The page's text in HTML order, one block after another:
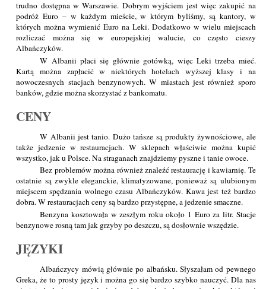
trudno dostępna w Warszawie. Dobrym wyjściem jest więc zakupić na
podróż Euro – w każdym mieście, w którym byliśmy, są kantory, w
których można wymienić Euro na Leki. Dodatkowo w wielu miejscach
rozliczać można się w europejskiej walucie, co często cieszy
Albańczyków.
W Albanii płaci się głównie gotówką, więc Leki trzeba mieć.
Kartą można zapłacić w niektórych hotelach wyższej klasy i na
nowoczesnych stacjach benzynowych. W miastach jest również sporo
banków, gdzie można skorzystać z bankomatu.
CENY
W Albanii jest tanio. Dużo tańsze są produkty żywnościowe, ale
także jedzenie w restauracjach. W sklepach właściwie można kupić
wszystko, jak u Polsce. Na straganach znajdziemy pyszne i tanie owoce.
Bez problemów można również znaleźć restaurację i kawiarnię. Te
ostatnie są zwykle eleganckie, klimatyzowane, ponieważ są ulubionym
miejscem spędzania wolnego czasu Albańczyków. Kawa jest też bardzo
dobra. W restauracjach ceny są bardzo przystępne, a jedzenie smaczne.
Benzyna kosztowała w zeszłym roku około 1 Euro za litr. Stacje
benzynowe rosną tam jak grzyby po deszczu, są dosłownie wszędzie.
JĘZYKI
Albańczycy mówią głównie po albańsku. Słyszałam od pewnego
Greka, że to prosty język i można go się bardzo szybko nauczyć. Dla nas